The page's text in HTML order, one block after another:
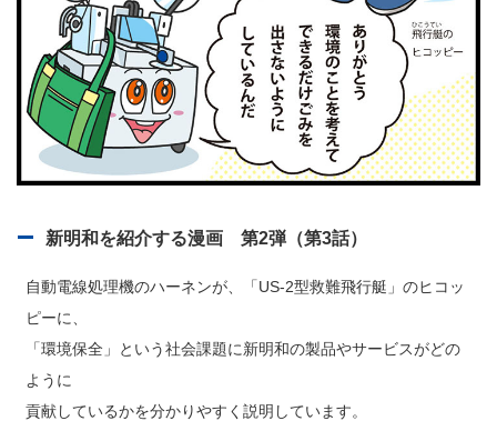
新明和を紹介する漫画 第2弾（第3話）
自動電線処理機のハーネンが、「US-2型救難飛行艇」のヒコッ
ピーに、
「環境保全」という社会課題に新明和の製品やサービスがどの
ように
貢献しているかを分かりやすく説明しています。